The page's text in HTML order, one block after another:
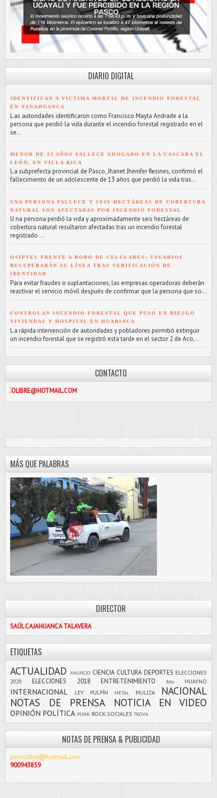
DIARIO DIGITAL
IDENTIFICAN A VÍCTIMA MORTAL DE INCENDIO FORESTAL
EN YANAHUANCA
L as autoridades identificaron como Francisco Mayta Andrade a la
persona que perdió la vida durante el incendio forestal registrado en el
se...
MENOR DE 13 AÑOS FALLECE AHOGADO EN LA CASCADA EL
LEÓN, EN VILLA RICA
L a subprefecta provincial de Pasco, Jhanet Jhenifer Resines, confirmó el
fallecimiento de un adolescente de 13 años que perdió la vida tras...
UNA PERSONA FALLECE Y SEIS HECTÁREAS DE COBERTURA
NATURAL SON AFECTADAS POR INCENDIO FORESTAL
U na persona perdió la vida y aproximadamente seis hectáreas de
cobertura natural resultaron afectadas tras un incendio forestal
registrado ...
OSIPTEL FRENTE A ROBO DE CELULARES: USUARIOS
RECUPERARÁN SU LÍNEA TRAS VERIFICACIÓN DE
IDENTIDAD
Para evitar fraudes o suplantaciones, las empresas operadoras deberán
reactivar el servicio móvil después de confirmar que la persona que so...
CONTROLAN INCENDIO FORESTAL QUE PUSO EN RIESGO
VIVIENDAS Y HOSPITAL EN HUARIACA
L a rápida intervención de autoridades y pobladores permitió extinguir
un incendio forestal que se registró esta tarde en el sector 2 de Aco...
CONTACTO
MÁS QUE PALABRAS
DIRECTOR
SAÚL CAJAHUANCA TALAVERA
ETIQUETAS
ACTUALIDAD ANUNCIO CIENCIA CULTURA DEPORTES ELECCIONES
2020
ELECCIONES 2018 ENTRETENIMIENTO foto HUAYNO
INTERNACIONAL LEY PULPÍN METAL MULIZA
NACIONAL
NOTAS DE PRENSA
NOTICIA EN VIDEO
OPINIÓN POLÍTICA PUNK ROCK SOCIALES TROVA
NOTAS DE PRENSA & PUBLICIDAD
pascolibre@hotmail.com
900943859